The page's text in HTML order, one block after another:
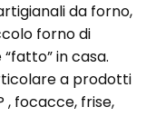
da forno,
forno di
in casa.
a prodotti
, focacce, frise,